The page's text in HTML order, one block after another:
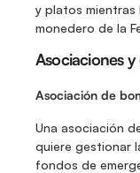
y platos
monedero de la
Asociaciones
Asociación de
Una asociación
quiere gestionar
fondos de